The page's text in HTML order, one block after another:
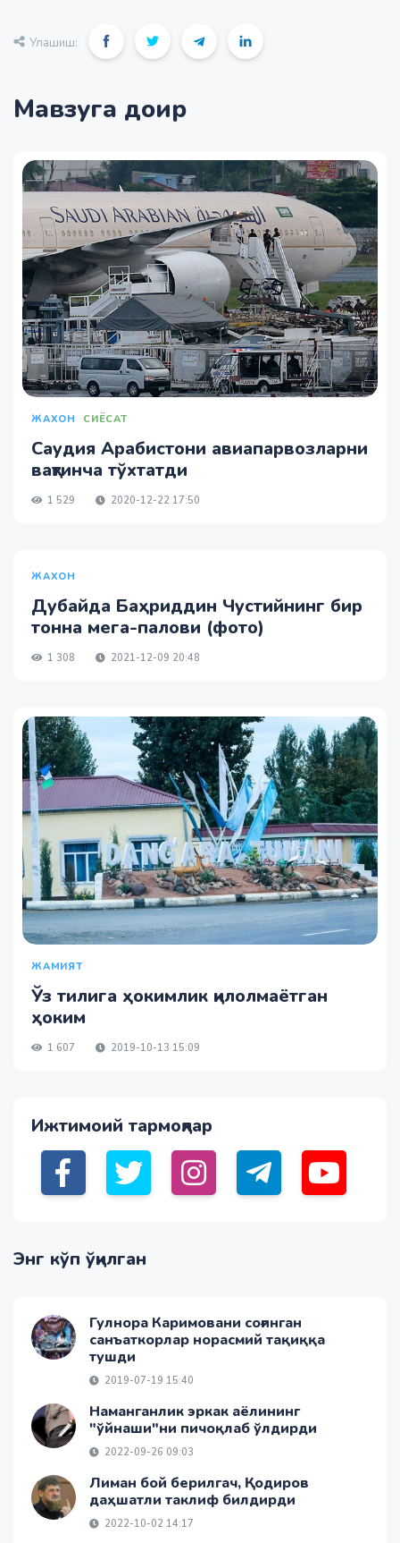
Улашиш:
Мавзуга доир
ЖАХОН СИЁСАТ
Саудия Арабистони авиапарвозларни
вақтинча тўхтатди
1 529 2020-12-22 17:50
ЖАХОН
Дубайда Баҳриддин Чустийнинг бир
тонна мега-палови (фото)
1 308 2021-12-09 20:48
ЖАМИЯТ
Ўз тилига ҳокимлик қилолмаётган
ҳоким
1 607 2019-10-13 15:09
Ижтимоий тармоқлар
Энг кўп ўқилган
Гулнора Каримовани соғинган
санъаткорлар норасмий тақиққа
тушди
2019-07-19 15:40
Наманганлик эркак аёлининг
"ўйнаши"ни пичоқлаб ўлдирди
2022-09-26 09:03
Лиман бой берилгач, Қодиров
даҳшатли таклиф билдирди
2022-10-02 14:17